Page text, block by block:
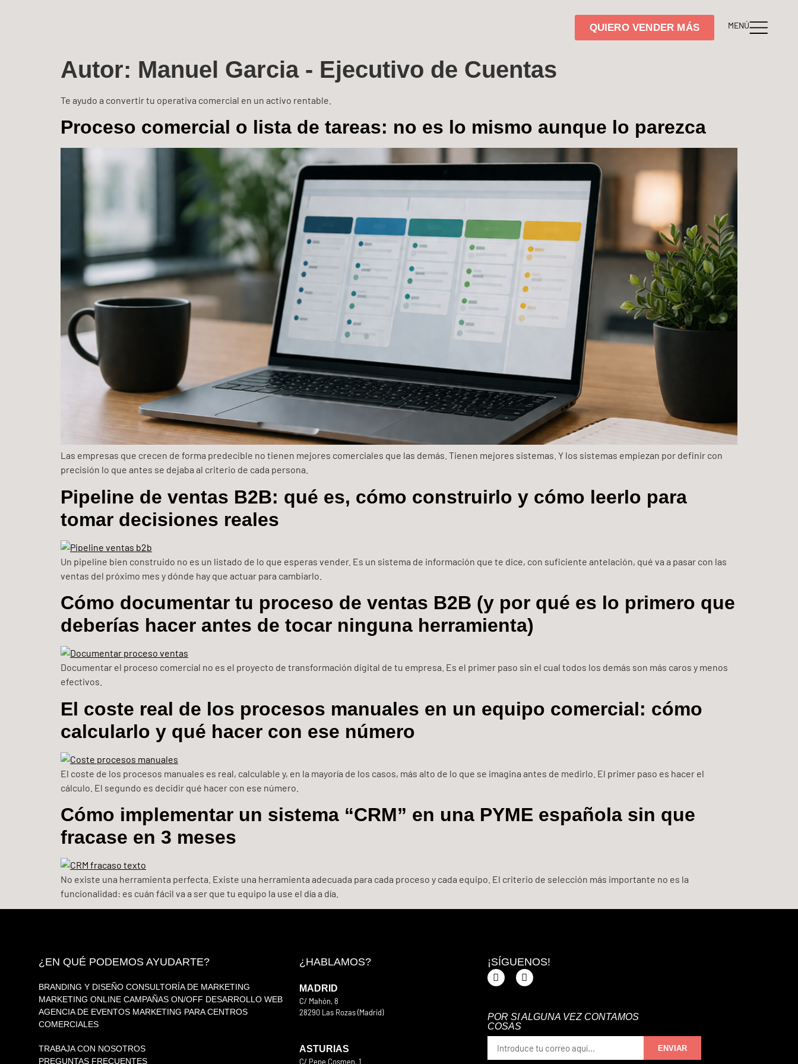
QUIERO VENDER MÁS MENÚ
Autor: Manuel Garcia - Ejecutivo de Cuentas
Te ayudo a convertir tu operativa comercial en un activo rentable.
Proceso comercial o lista de tareas: no es lo mismo aunque lo parezca
Las empresas que crecen de forma predecible no tienen mejores comerciales que las demás. Tienen mejores sistemas. Y los sistemas empiezan por definir con
precisión lo que antes se dejaba al criterio de cada persona.
Pipeline de ventas B2B: qué es, cómo construirlo y cómo leerlo para
tomar decisiones reales
Un pipeline bien construido no es un listado de lo que esperas vender. Es un sistema de información que te dice, con suficiente antelación, qué va a pasar con las
ventas del próximo mes y dónde hay que actuar para cambiarlo.
Cómo documentar tu proceso de ventas B2B (y por qué es lo primero que
deberías hacer antes de tocar ninguna herramienta)
Documentar el proceso comercial no es el proyecto de transformación digital de tu empresa. Es el primer paso sin el cual todos los demás son más caros y menos
efectivos.
El coste real de los procesos manuales en un equipo comercial: cómo
calcularlo y qué hacer con ese número
El coste de los procesos manuales es real, calculable y, en la mayoría de los casos, más alto de lo que se imagina antes de medirlo. El primer paso es hacer el
cálculo. El segundo es decidir qué hacer con ese número.
Cómo implementar un sistema “CRM” en una PYME española sin que
fracase en 3 meses
No existe una herramienta perfecta. Existe una herramienta adecuada para cada proceso y cada equipo. El criterio de selección más importante no es la
funcionalidad: es cuán fácil va a ser que tu equipo la use el día a día.
¿EN QUÉ PODEMOS AYUDARTE?
BRANDING Y DISEÑO CONSULTORÍA DE MARKETING
MARKETING ONLINE CAMPAÑAS ON/OFF DESARROLLO WEB
AGENCIA DE EVENTOS MARKETING PARA CENTROS
COMERCIALES
TRABAJA CON NOSOTROS
PREGUNTAS FRECUENTES
¿HABLAMOS?
MADRID
C/ Mahón, 8
28290 Las Rozas (Madrid)
ASTURIAS
C/ Pepe Cosmen, 1
¡SÍGUENOS!
POR SI ALGUNA VEZ CONTAMOS
COSAS
ENVIAR